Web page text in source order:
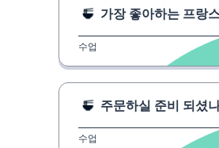
가장 좋아하는 프랑
수업
주문하실 준비 되셨
수업